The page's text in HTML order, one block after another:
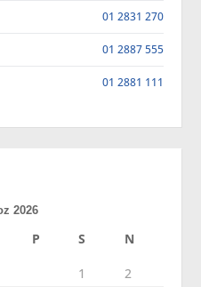
01 2831 270
01 2887 555
01 2881 111
2026
P S N
1
2